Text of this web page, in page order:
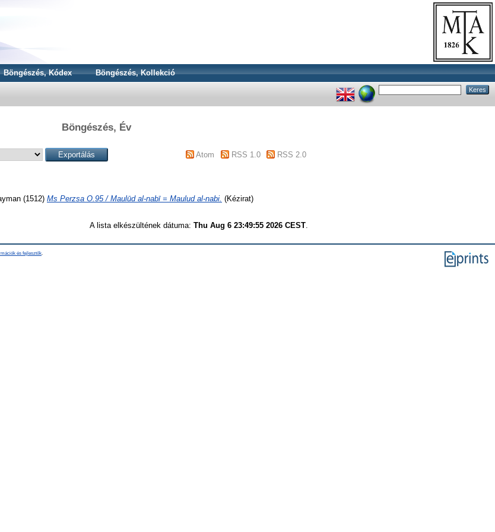
Böngészés, Kódex Böngészés, Kollekció
Böngészés, Év
Atom RSS 1.0 RSS 2.0
(1512) Ms Perzsa O.95 / Maulūd al-nabī = Maulud al-nabi. (Kézirat)
A lista elkészültének dátuma: Thu Aug 6 23:49:55 2026 CEST
és fejlesztők